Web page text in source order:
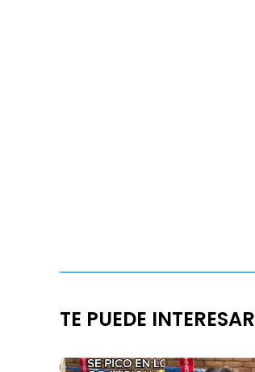
TE PUEDE INTERESAR